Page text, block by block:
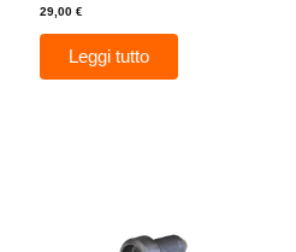
29,00€
Leggi tutto